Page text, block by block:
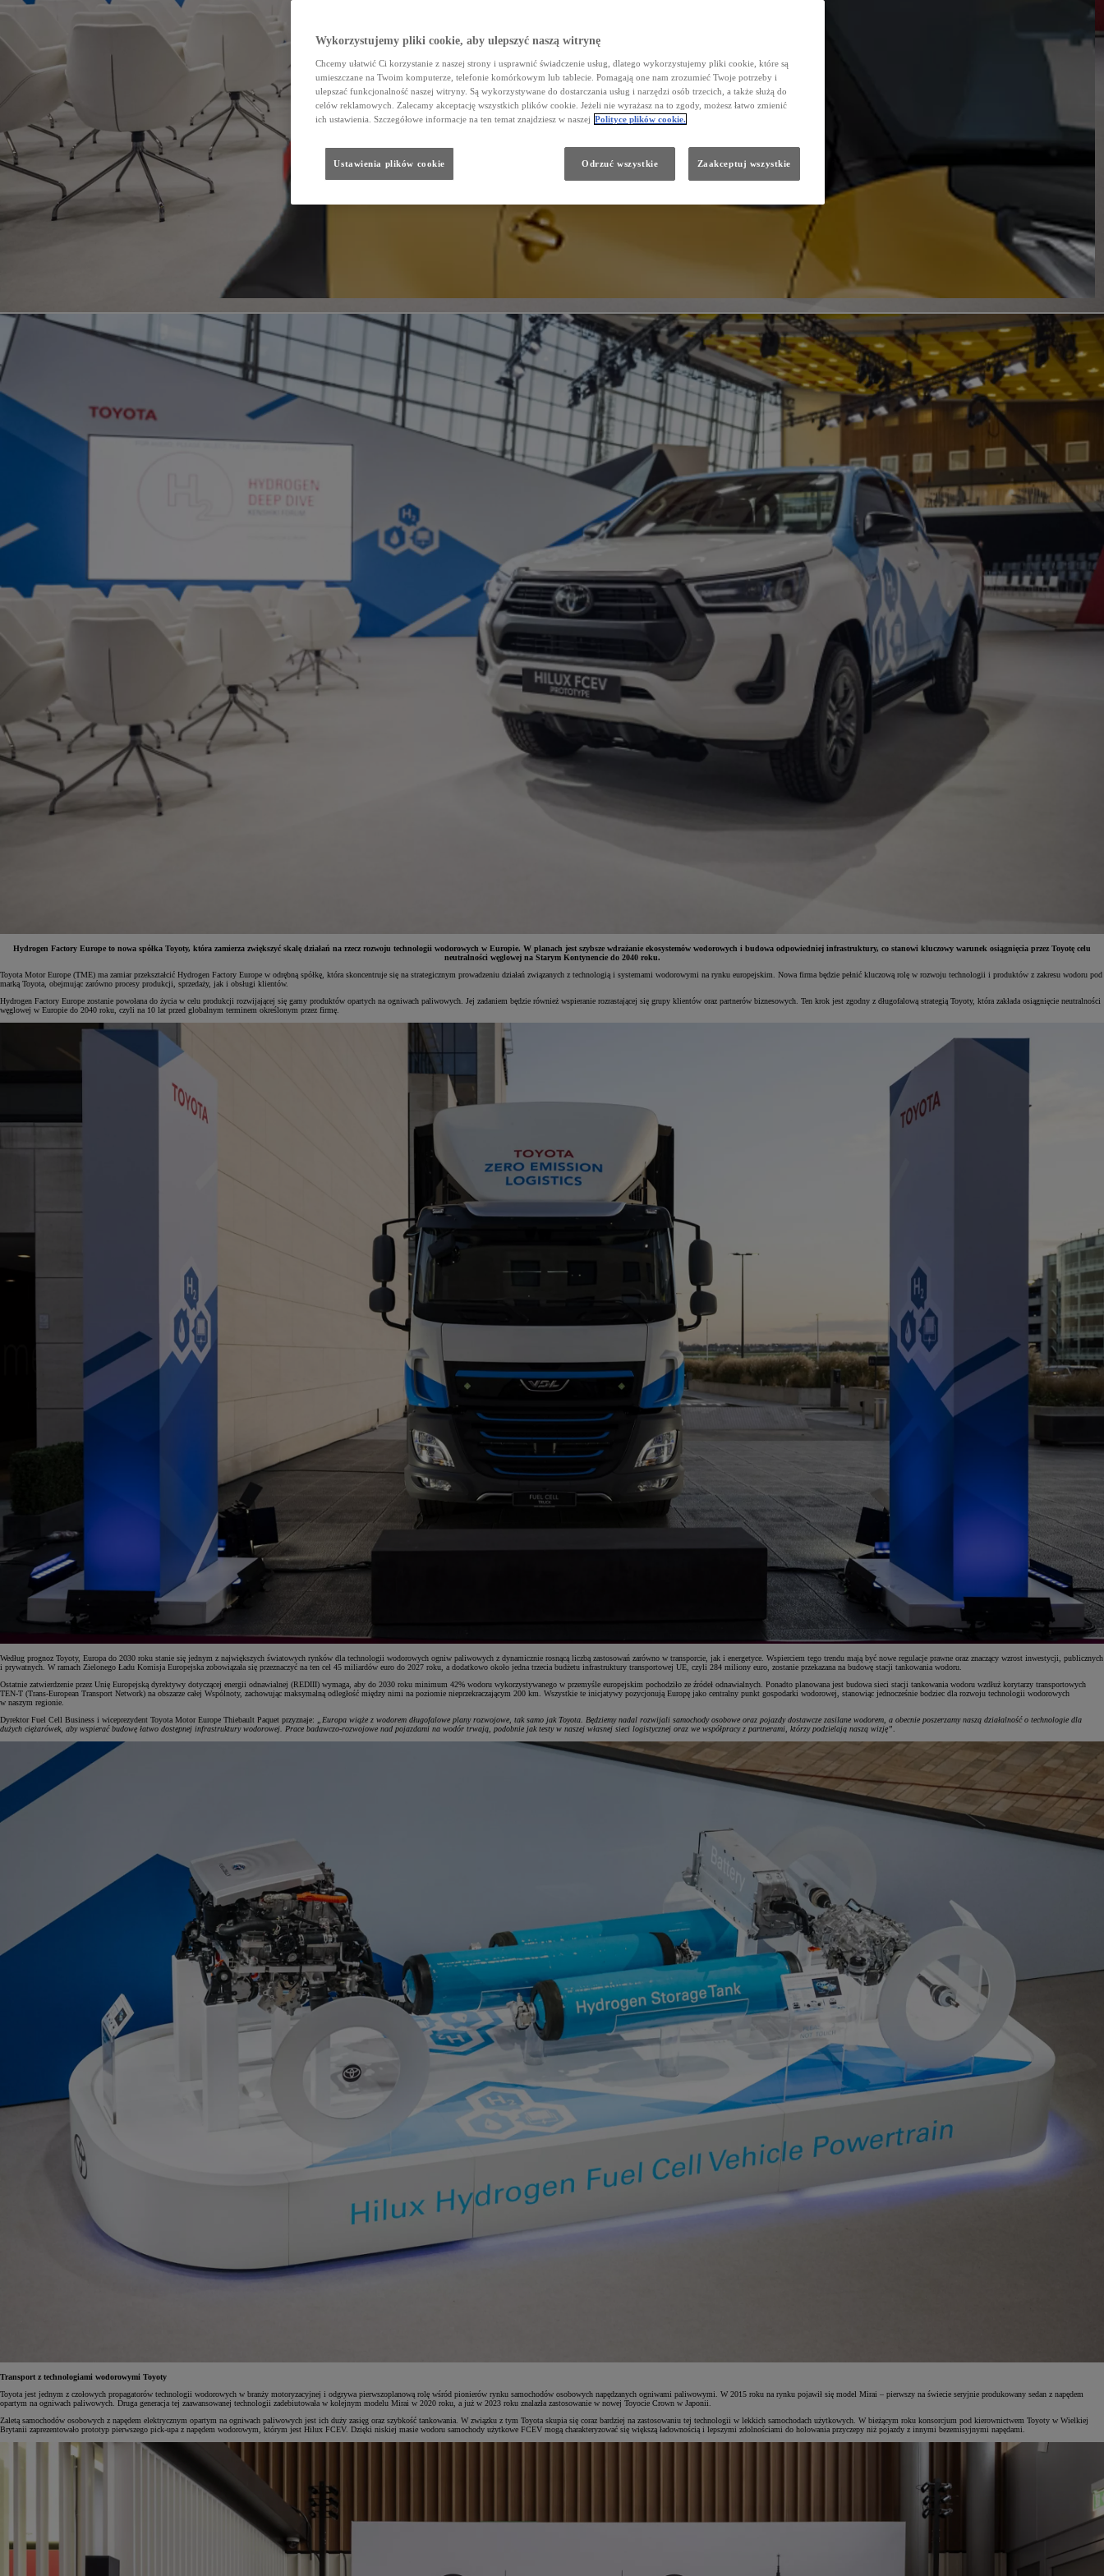
Yaris Cross
HYBRID
Hydrogen Factory Europe to nowa spółka Toyoty, która zamierza zwiększyć skalę działań na rzecz rozwoju technologii wodorowych w Europie. W planach jest szybsze wdrażanie ekosystemów wodorowych i budowa odpowiedniej infrastruktury, co stanowi kluczowy warunek osiągnięcia przez Toyotę celu
neutralności węglowej na Starym Kontynencie do 2040 roku.
Toyota Motor Europe (TME) ma zamiar przekształcić Hydrogen Factory Europe w odrębną spółkę, która skoncentruje się na strategicznym prowadzeniu działań związanych z technologią i systemami wodorowymi na rynku europejskim. Nowa firma będzie pełnić kluczową rolę w rozwoju technologii i produktów z zakresu wodoru pod
marką Toyota, obejmując zarówno procesy produkcji, sprzedaży, jak i obsługi klientów.
Hydrogen Factory Europe zostanie powołana do życia w celu produkcji rozwijającej się gamy produktów opartych na ogniwach paliwowych. Jej zadaniem będzie również wspieranie rozrastającej się grupy klientów oraz partnerów biznesowych. Ten krok jest zgodny z długofalową strategią Toyoty, która zakłada osiągnięcie neutralności
węglowej w Europie do 2040 roku, czyli na 10 lat przed globalnym terminem określonym przez firmę.
Według prognoz Toyoty, Europa do 2030 roku stanie się jednym z największych światowych rynków dla technologii wodorowych ogniw paliwowych z dynamicznie rosnącą liczbą zastosowań zarówno w transporcie, jak i energetyce. Wspierciem tego trendu mają być nowe regulacje prawne oraz znaczący wzrost inwestycji, publicznych
i prywatnych. W ramach Zielonego Ładu Komisja Europejska zobowiązała się przeznaczyć na ten cel 45 miliardów euro do 2027 roku, a dodatkowo około jedna trzecia budżetu infrastruktury transportowej UE, czyli 284 miliony euro, zostanie przekazana na budowę stacji tankowania wodoru.
Ostatnie zatwierdzenie przez Unię Europejską dyrektywy dotyczącej energii odnawialnej (REDIII) wymaga, aby do 2030 roku minimum 42% wodoru wykorzystywanego w przemyśle europejskim pochodziło ze źródeł odnawialnych. Ponadto planowana jest budowa sieci stacji tankowania wodoru wzdłuż korytarzy transportowych
TEN-T (Trans-European Transport Network) na obszarze całej Wspólnoty, zachowując maksymalną odległość między nimi na poziomie nieprzekraczającym 200 km. Wszystkie te inicjatywy pozycjonują Europę jako centralny punkt gospodarki wodorowej, stanowiąc jednocześnie bodziec dla rozwoju technologii wodorowych
w naszym regionie.
Dyrektor Fuel Cell Business i wiceprezydent Toyota Motor Europe Thiebault Paquet przyznaje: „Europa wiąże z wodorem długofalowe plany rozwojowe, tak samo jak Toyota. Będziemy nadal rozwijali samochody osobowe oraz pojazdy dostawcze zasilane wodorem, a obecnie poszerzamy naszą działalność o technologie dla
dużych ciężarówek, aby wspierać budowę łatwo dostępnej infrastruktury wodorowej. Prace badawczo-rozwojowe nad pojazdami na wodór trwają, podobnie jak testy w naszej własnej sieci logistycznej oraz we współpracy z partnerami, którzy podzielają naszą wizję”.
Transport z technologiami wodorowymi Toyoty
Toyota jest jednym z czołowych propagatorów technologii wodorowych w branży motoryzacyjnej i odgrywa pierwszoplanową rolę wśród pionierów rynku samochodów osobowych napędzanych ogniwami paliwowymi. W 2015 roku na rynku pojawił się model Mirai – pierwszy na świecie seryjnie produkowany sedan z napędem
opartym na ogniwach paliwowych. Druga generacja tej zaawansowanej technologii zadebiutowała w kolejnym modelu Mirai w 2020 roku, a już w 2023 roku znalazła zastosowanie w nowej Toyocie Crown w Japonii.
Zaletą samochodów osobowych z napędem elektrycznym opartym na ogniwach paliwowych jest ich duży zasięg oraz szybkość tankowania. W związku z tym Toyota skupia się coraz bardziej na zastosowaniu tej technologii w lekkich samochodach użytkowych. W bieżącym roku konsorcjum pod kierownictwem Toyoty w Wielkiej
Brytanii zaprezentowało prototyp pierwszego pick-upa z napędem wodorowym, którym jest Hilux FCEV. Dzięki niskiej masie wodoru samochody użytkowe FCEV mogą charakteryzować się większą ładownością i lepszymi zdolnościami do holowania przyczepy niż pojazdy z innymi bezemisyjnymi napędami.
Wykorzystujemy pliki cookie, aby ulepszyć naszą witrynę
Chcemy ułatwić Ci korzystanie z naszej strony i usprawnić świadczenie usług, dlatego wykorzystujemy pliki cookie, które są
umieszczane na Twoim komputerze, telefonie komórkowym lub tablecie. Pomagają one nam zrozumieć Twoje potrzeby i
ulepszać funkcjonalność naszej witryny. Są wykorzystywane do dostarczania usług i narzędzi osób trzecich, a także służą do
celów reklamowych. Zalecamy akceptację wszystkich plików cookie. Jeżeli nie wyrażasz na to zgody, możesz łatwo zmienić
ich ustawienia. Szczegółowe informacje na ten temat znajdziesz w naszej Polityce plików cookie.
Odrzuć wszystkie Zaakceptuj wszystkie
Ustawienia plików cookie